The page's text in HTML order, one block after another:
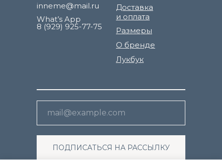
ПОДПИСАТЬСЯ НА РАССЫЛКУ
Доставка
и оплата
Лукбук
Размеры
О бренде
inneme@mail.ru
What’s App
8 (929) 925-77-75